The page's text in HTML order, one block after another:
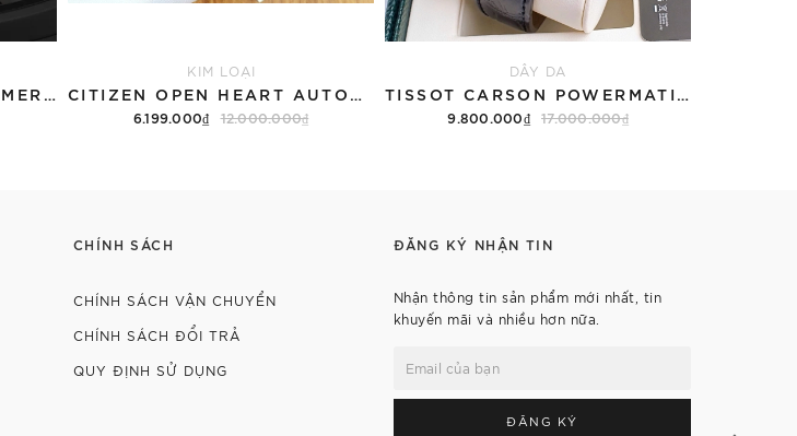
SEIKO PROSPEX SPEEDTIMER 6R "COMPACT COUNTDOWN" SBDC215 (SPB513)
KIM LOẠI
CITIZEN OPEN HEART AUTOMATIC NH9136-88H
6.199.000₫ 12.000.000₫
DÂY DA
TISSOT CARSON POWERMATIC 80 T122.407.16.043.00 ( T1224071604300 ) MẶT XANH
9.800.000₫ 17.000.000₫
CHÍNH SÁCH
CHÍNH SÁCH VẬN CHUYỂN
CHÍNH SÁCH ĐỔI TRẢ
QUY ĐỊNH SỬ DỤNG
ĐĂNG KÝ NHẬN TIN
Nhận thông tin sản phẩm mới nhất, tin
khuyến mãi và nhiều hơn nữa.
ĐĂNG KÝ